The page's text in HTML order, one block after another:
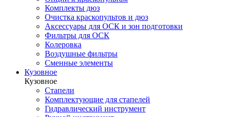
Комплекты дюз
Очистка краскопультов и дюз
Аксессуары для ОСК и зон подготовки
Фильтры для ОСК
Колеровка
Воздушные фильтры
Сменные элементы
Кузовное
Кузовное
Стапели
Комплектующие для стапелей
Гидравлический инструмент